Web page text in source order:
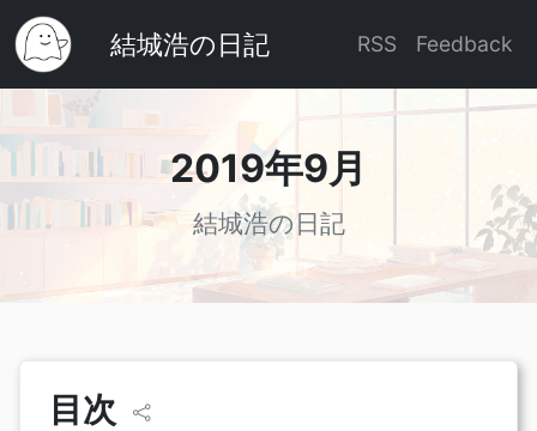
結城浩の日記 RSS Feedback
2019年9月
結城浩の日記
目次